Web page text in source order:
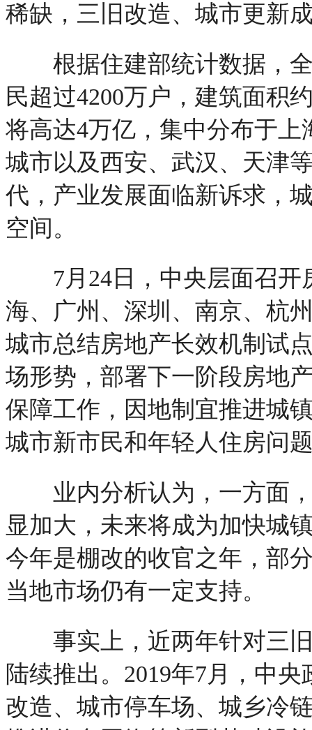
稀缺，三旧改造、城市更新
根据住建部统计数据，全
民超过4200万户，建筑面积
将高达4万亿，集中分布于
城市以及西安、武汉、天津
代，产业发展面临新诉求，
空间。
7月24日，中央层面召开
海、广州、深圳、南京、杭
城市总结房地产长效机制试
场形势，部署下一阶段房地
保障工作，因地制宜推进城
城市新市民和年轻人住房问
业内分析认为，一方面，
显加大，未来将成为加快城
今年是棚改的收官之年，部
当地市场仍有一定支持。
事实上，近两年针对三旧
陆续推出。2019年7月，中
改造、城市停车场、城乡冷